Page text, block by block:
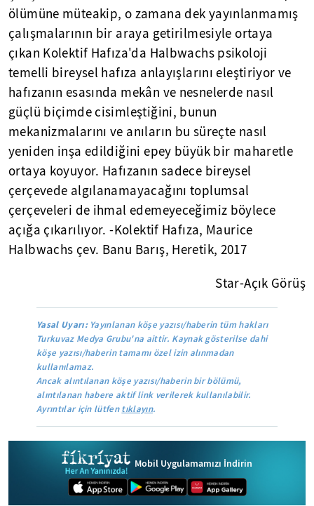
ölümüne müteakip, o zamana dek yayınlanmamış
çalışmalarının bir araya getirilmesiyle ortaya
çıkan Kolektif Hafıza'da Halbwachs psikoloji
temelli bireysel hafıza anlayışlarını eleştiriyor ve
hafızanın esasında mekân ve nesnelerde nasıl
güçlü biçimde cisimleştiğini, bunun
mekanizmalarını ve anıların bu süreçte nasıl
yeniden inşa edildiğini epey büyük bir maharetle
ortaya koyuyor. Hafızanın sadece bireysel
çerçevede algılanamayacağını toplumsal
çerçeveleri de ihmal edemeyeceğimiz böylece
açığa çıkarılıyor. -Kolektif Hafıza, Maurice
Halbwachs çev. Banu Barış, Heretik, 2017
Star-Açık Görüş
Yasal Uyarı:Yayınlanan köşe yazısı/haberin tüm hakları
Turkuvaz Medya Grubu'na aittir. Kaynak gösterilse dahi
köşe yazısı/haberin tamamı özel izin alınmadan
kullanılamaz.
Ancak alıntılanan köşe yazısı/haberin bir bölümü,
alıntılanan habere aktif link verilerek kullanılabilir.
Ayrıntılar için lütfentıklayın.
Mobil Uygulamamızı İndirin